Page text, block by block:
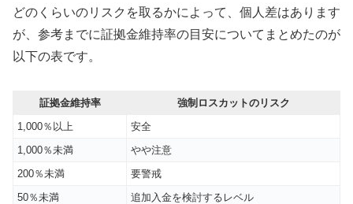
どのくらいのリスクを取るかによって、個人差はあります
が、参考までに証拠金維持率の目安についてまとめたのが
以下の表です。
証拠金維持率
強制ロスカットのリスク
1,000％以上
安全
1,000％未満
やや注意
200％未満
要警戒
50％未満
追加入金を検討するレベル